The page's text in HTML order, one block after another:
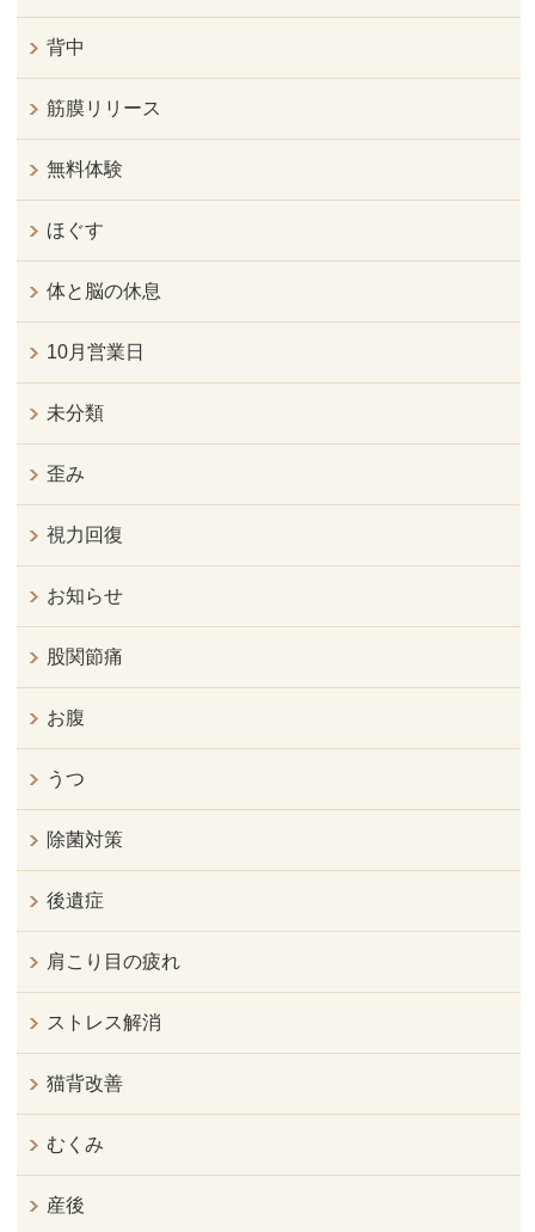
背中
筋膜リリース
無料体験
ほぐす
体と脳の休息
10月営業日
未分類
歪み
視力回復
お知らせ
股関節痛
お腹
うつ
除菌対策
後遺症
肩こり目の疲れ
ストレス解消
猫背改善
むくみ
産後